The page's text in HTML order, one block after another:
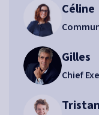
Céline
Gilles
Chief
Tristan